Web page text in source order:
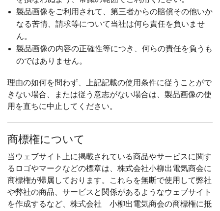
製品画像をご利用されて、第三者からの賠償その他いか
なる苦情、請求等について当社は何ら責任を負いませ
ん。
製品画像の内容の正確性等につき、何らの責任を負うも
のではありません。
理由の如何を問わず、上記記載の使用条件に従うことがで
きない場合、または従う意志がない場合は、製品画像の使
用を直ちに中止してください。
商標権について
当ウェブサイト上に掲載されている商品やサービスに関す
るロゴやマークなどの標章は、株式会社小柳出電気商会に
商標権が帰属しております。これらを無断で使用して弊社
や弊社の商品、サービスと関係があるようなウェブサイト
を作成するなど、株式会社 小柳出電気商会の商標権に抵